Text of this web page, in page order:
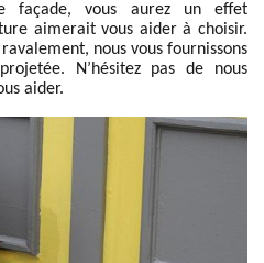
façade, vous aurez un effet
aimerait vous aider à choisir.
nous vous fournissons
N’hésitez pas de nous
aider.